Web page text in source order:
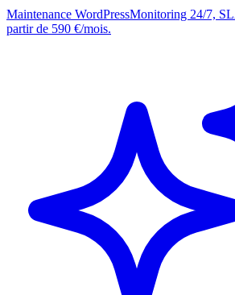
Maintenance WordPressMonitoring 24/7,
partir de 590 €/mois.